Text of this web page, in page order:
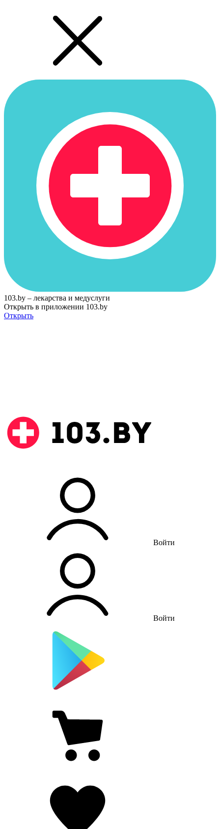
103.by – лекарства и медуслуги
Открыть в приложении 103.by
Открыть
Войти
Войти